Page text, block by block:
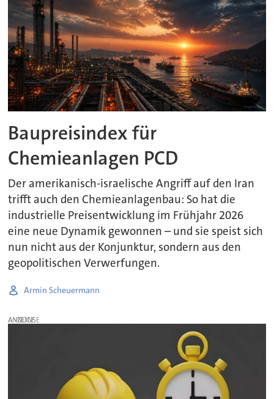
Baupreisindex für
Chemieanlagen PCD
Der amerikanisch-israelische Angriff auf den Iran
trifft auch den Chemieanlagenbau: So hat die
industrielle Preisentwicklung im Frühjahr 2026
eine neue Dynamik gewonnen – und sie speist sich
nun nicht aus der Konjunktur, sondern aus den
geopolitischen Verwerfungen.
Armin Scheuermann
ANZEIGE